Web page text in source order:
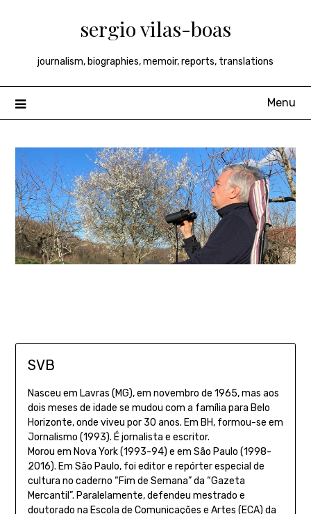
sergio vilas-boas
journalism, biographies, memoir, reports, translations
Menu
SVB
Nasceu em Lavras (MG), em novembro de 1965, mas aos
dois meses de idade se mudou com a família para Belo
Horizonte, onde viveu por 30 anos. Em BH, formou-se em
Jornalismo (1993). É jornalista e escritor.
Morou em Nova York (1993-94) e em São Paulo (1998-
2016). Em São Paulo, foi editor e repórter especial de
cultura no caderno “Fim de Semana” da “Gazeta
Mercantil”. Paralelamente, defendeu mestrado e
doutorado na Escola de Comunicações e Artes (ECA) da